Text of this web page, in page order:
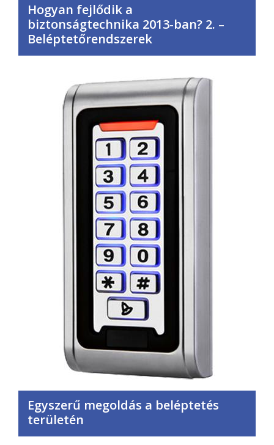
Hogyan fejlődik a
biztonságtechnika 2013-ban? 2. –
Beléptetőrendszerek
Egyszerű megoldás a beléptetés
területén